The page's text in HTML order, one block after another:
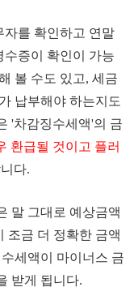
자를 확인하고 연말
증이 확인이 가능
볼 수도 있고, 세금
납부해야 하는지도
'차감징수세액'의 금
환급될 것이고 플러
다.
말 그대로 예상금액
조금 더 정확한 금액
세액이 마이너스 금
받게 됩니다.